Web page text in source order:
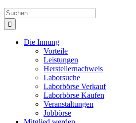
Suche
nach:
Die Innung
Vorteile
Leistungen
Herstellernachweis
Laborsuche
Laborbörse Verkauf
Laborbörse Kaufen
Veranstaltungen
Jobbörse